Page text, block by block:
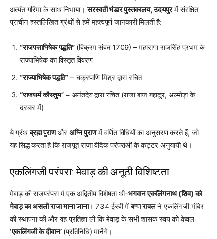
अत्यंत गरिमा के साथ निभाया।सरस्वती भंडार पुस्तकालय, उदयपुरमें संरक्षित
प्राचीन हस्तलिखित ग्रंथों से हमें महत्वपूर्ण जानकारी मिलती है:
“राजपत्ताभिषेक पद्धति” (विक्रम संवत 1709) – महाराणा राजसिंह प्रथम के
राज्याभिषेक का विस्तृत विवरण
“राज्याभिषेक पद्धति” – चक्रपाणि मिश्र द्वारा रचित
“राजधर्म कौस्तुभ” – अनंतदेव द्वारा रचित (राजा बाज बहादुर, अल्मोड़ा के
दरबार में)
ये ग्रंथब्रह्म पुराणऔर अग्नि पुराणमें वर्णित विधियों का अनुसरण करते हैं, जो
यह सिद्ध करता है कि राजपूत राजा वैदिक परंपराओं के कट्टर अनुयायी थे।
एकलिंगजी परंपरा: मेवाड़ की अनूठी विशिष्टता
मेवाड़ की राजपरंपरा में एक अद्वितीय विशेषता थी-भगवान एकलिंगनाथ (शिव) को
मेवाड़ का असली राजा माना जाना। 734 ईस्वी मेंबप्पा रावलने एकलिंगजी मंदिर
की स्थापना की और यह प्रतिज्ञा ली कि मेवाड़ के सभी शासक स्वयं को केवल
‘एकलिंगजी के दीवान’ (प्रतिनिधि) मानेंगे।